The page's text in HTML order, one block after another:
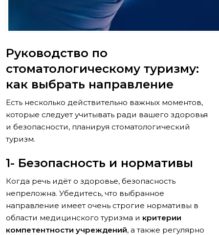
Руководство по
стоматологическому туризму:
как выбрать направление
Есть несколько действительно важных моментов,
которые следует учитывать ради вашего здоровья
и безопасности, планируя стоматологический
туризм.
1- Безопасность и нормативы
Когда речь идёт о здоровье, безопасность
непреложна. Убедитесь, что выбранное
направление имеет очень строгие нормативы в
области медицинского туризма и критерии
компетентности учреждений, а также регулярно